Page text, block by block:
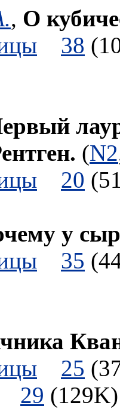
, О
38
(N2
20
у
35
25
29